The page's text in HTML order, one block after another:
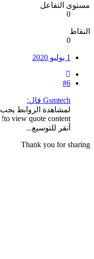
مستوى التفاعل
0
النقاط
0
1 يوليو 2020
#6
Gsmtech قال:
لمشاهدة الروابط يجب
to view quote content!
أنقر للتوسيع...
Thank you for sharing